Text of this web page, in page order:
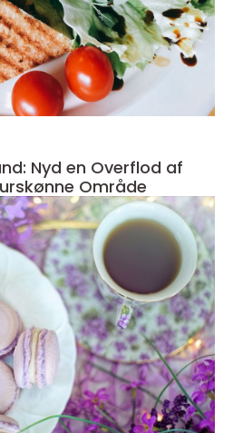
Nyd en Overflod af
Område